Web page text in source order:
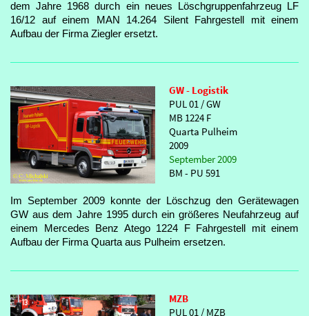
dem Jahre 1968 durch ein neues Löschgruppenfahrzeug LF
16/12 auf einem MAN 14.264 Silent Fahrgestell mit einem
Aufbau der Firma Ziegler ersetzt.
GW - Logistik
PUL 01 / GW
MB 1224 F
Quarta Pulheim
2009
September 2009
BM - PU 591
Im September 2009 konnte der Löschzug den Gerätewagen
GW aus dem Jahre 1995 durch ein größeres Neufahrzeug auf
einem Mercedes Benz Atego 1224 F Fahrgestell mit einem
Aufbau der Firma Quarta aus Pulheim ersetzen.
MZB
PUL 01 / MZB